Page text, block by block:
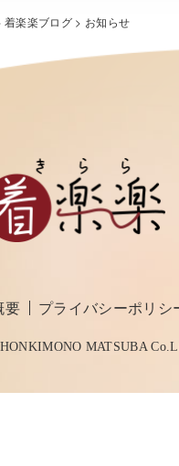
着楽楽ブログ > お知らせ
要 プライバシーポリシ
MATSUBA